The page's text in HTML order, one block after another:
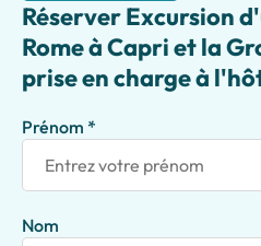
Réserver Excursion
Rome à Capri et la
prise en charge à
Prénom *
Nom